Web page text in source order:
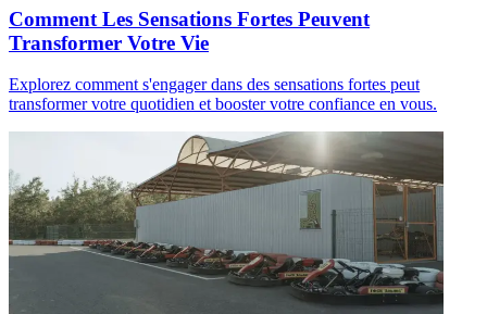
Comment Les Sensations Fortes Peuvent
Transformer Votre Vie
Explorez comment s'engager dans des sensations fortes peut
transformer votre quotidien et booster votre confiance en vous.